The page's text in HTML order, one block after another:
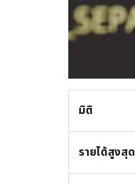
มิติ
รายได้สูงสุด